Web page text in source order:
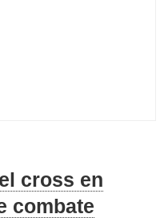
cross en
combate